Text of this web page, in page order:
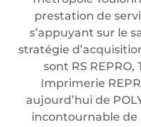
prestation de
s’appuyant sur le
stratégie
sont RS
Imprimerie
aujourd’hui de
incontournable de